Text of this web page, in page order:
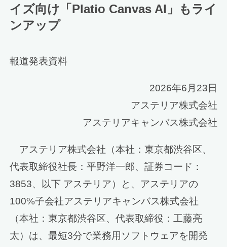
イズ向け「Platio Canvas AI」もライ
ンアップ
報道発表資料
2026年6月23日
アステリア株式会社
アステリアキャンバス株式会社
アステリア株式会社（本社：東京都渋谷区、
代表取締役社長：平野洋一郎、証券コード：
3853、以下 アステリア）と、アステリアの
100%子会社アステリアキャンバス株式会社
（本社：東京都渋谷区、代表取締役：工藤亮
太）は、最短3分で業務用ソフトウェアを開発